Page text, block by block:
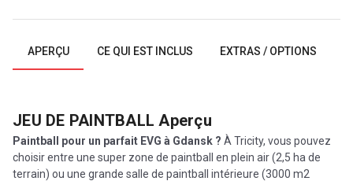
APERÇU CE QUI EST INCLUS EXTRAS / OPTIONS
JEU DE PAINTBALL Aperçu
Paintball pour un parfait EVG à Gdansk ? À Tricity, vous pouvez
choisir entre une super zone de paintball en plein air (2,5 ha de
terrain) ou une grande salle de paintball intérieure (3000 m2